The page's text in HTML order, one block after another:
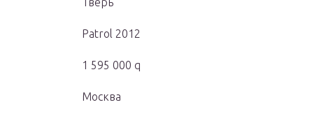
Patrol 2012
1 595 000 q
Москва